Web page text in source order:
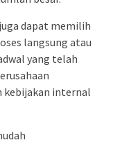
dapat memilih
langsung atau
yang telah
kebijakan internal